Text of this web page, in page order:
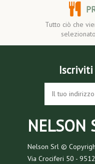
Tutto ciò che
NELSON
Nelson Srl ©
Via Crociferi 50 -